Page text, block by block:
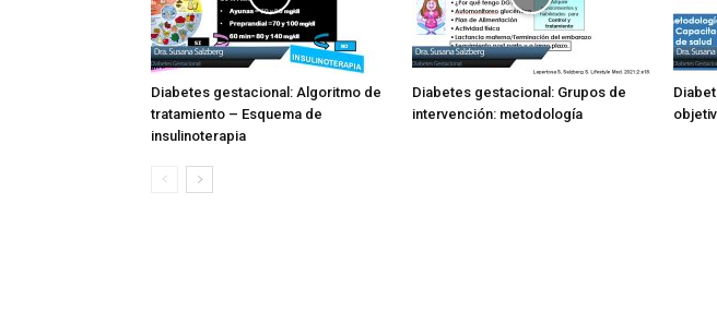
Diabetes gestacional: Algoritmo de
tratamiento – Esquema de
insulinoterapia
Diabetes gestacional: Grupos de
intervención: metodología